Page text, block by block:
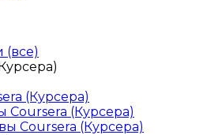
(все)
(Курсера)
Coursera (Курсера)
Coursera (Курсера)